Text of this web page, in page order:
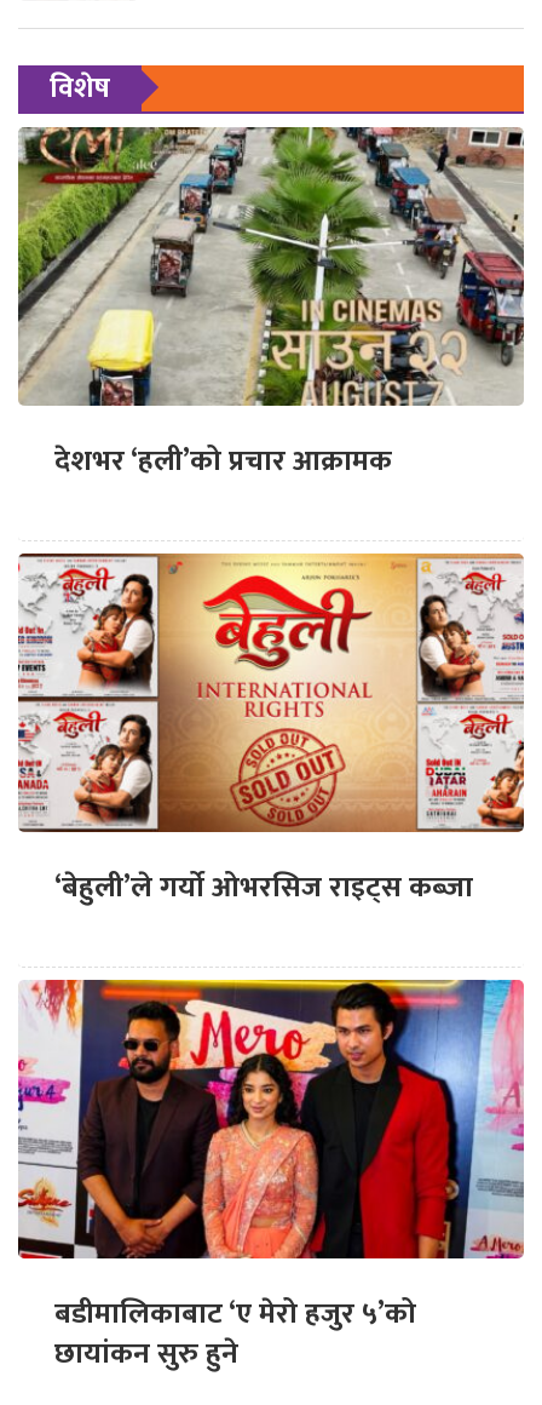
विशेष
देशभर ‘हली’को प्रचार आक्रामक
‘बेहुली’ले गर्यो ओभरसिज राइट्स कब्जा
बडीमालिकाबाट ‘ए मेरो हजुर ५’को
छायांकन सुरु हुने